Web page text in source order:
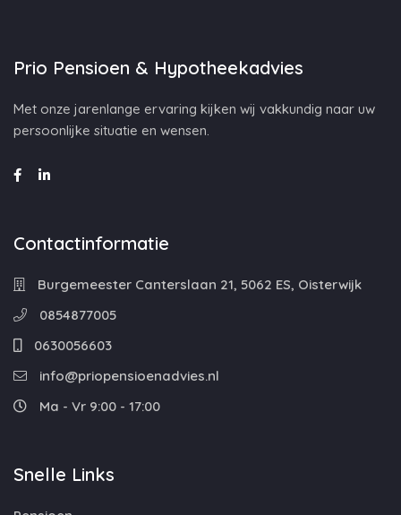
Prio Pensioen & Hypotheekadvies
Met onze jarenlange ervaring kijken wij vakkundig naar uw
persoonlijke situatie en wensen.
Contactinformatie
Burgemeester Canterslaan 21, 5062 ES, Oisterwijk
0854877005
0630056603
info@priopensioenadvies.nl
Ma - Vr 9:00 - 17:00
Snelle Links